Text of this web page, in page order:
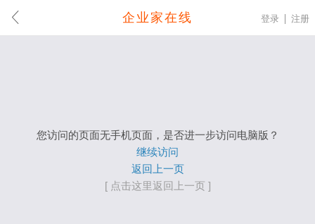
企业家在线 登录 注册
您访问的页面无手机页面，是否进一步访问电脑版？
继续访问
返回上一页
[ 点击这里返回上一页 ]